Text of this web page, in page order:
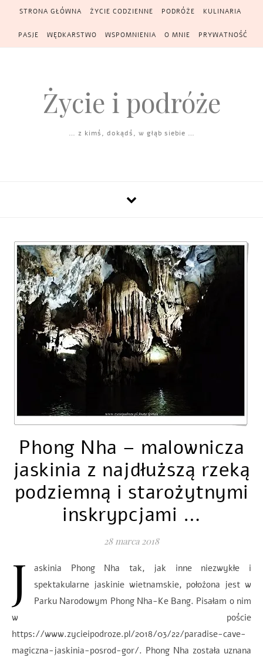
Skip to content
STRONA GŁÓWNA ŻYCIE CODZIENNE PODRÓŻE KULINARIA
PASJE WĘDKARSTWO WSPOMNIENIA O MNIE PRYWATNOŚĆ
Życie i podróże
… z kimś, dokądś, w głąb siebie …
Phong Nha – malownicza
jaskinia z najdłuższą rzeką
podziemną i starożytnymi
inskrypcjami …
28 marca 2018
J
askinia Phong Nha tak, jak inne niezwykłe i
spektakularne jaskinie wietnamskie, położona jest w
Parku Narodowym Phong Nha-Ke Bang. Pisałam o nim
w poście
https://www.zycieipodroze.pl/2018/03/22/paradise-cave-
magiczna-jaskinia-posrod-gor/. Phong Nha została uznana